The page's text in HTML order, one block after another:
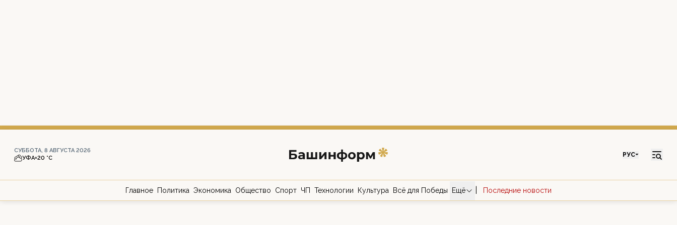
СУББОТА, 8 АВГУСТА 2026
УФА+20 °С РУС
Главное Политика Экономика Общество Спорт ЧП Технологии Культура Всё для Победы Ещё Последние новости